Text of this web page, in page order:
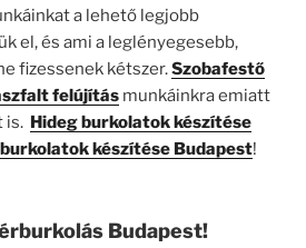
a lehető legjobb
el, és ami a leglényegesebb,
fizessenek kétszer.Szobafestő
felújítás munkáinkra emiatt
is. Hideg burkolatok készítése
készítése Budapest!
Budapest!